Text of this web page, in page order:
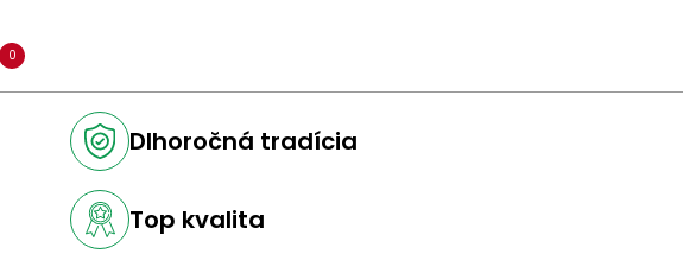
0
Dlhoročná tradícia
Top kvalita